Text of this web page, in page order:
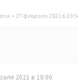
•27 февраля 2021 в
2021 в 18:00